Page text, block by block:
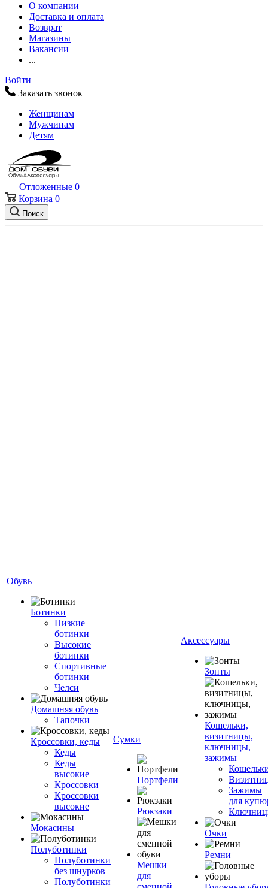
О компании
Доставка и оплата
Возврат
Магазины
Вакансии
...
Войти
Заказать звонок
Женщинам
Мужчинам
Детям
Отложенные 0
Корзина 0
Поиск
Обувь
Ботинки
Низкие
ботинки
Высокие
ботинки
Спортивные
ботинки
Челси
Домашняя обувь
Тапочки
Кроссовки, кеды
Кеды
Кеды
высокие
Кроссовки
Кроссовки
высокие
Мокасины
Полуботинки
Полуботинки
без шнурков
Полуботинки
Сумки
Портфели
Рюкзаки
Мешки
для
Аксессуары
Зонты
Кошельки,
визитницы,
ключницы,
зажимы
Зажимы
для
Очки
Ремни